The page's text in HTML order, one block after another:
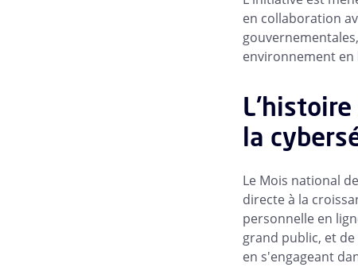
en collaboration
environnement
la
Le Mois national
directe à la
personnelle en
grand public, et
en s'engageant